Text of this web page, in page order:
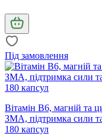
Під замовлення
Вітамін B6, магній та
ЗМА, підтримка сили та
180 капсул